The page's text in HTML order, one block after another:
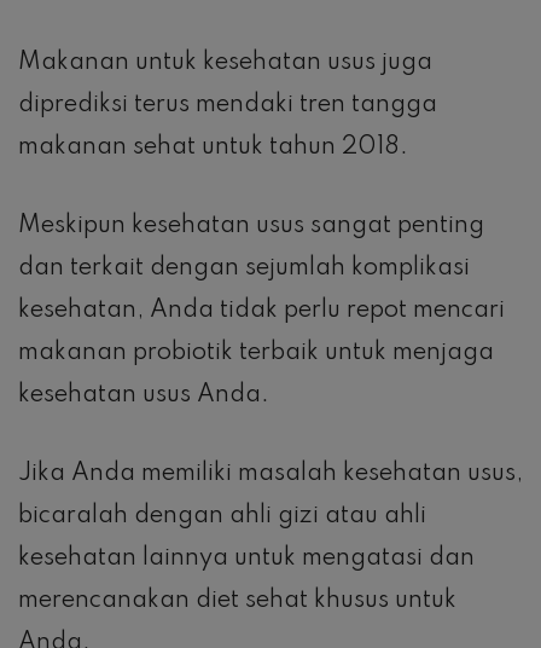
Makanan untuk kesehatan usus juga
diprediksi terus mendaki tren tangga
makanan sehat untuk tahun 2018.
Meskipun kesehatan usus sangat penting
dan terkait dengan sejumlah komplikasi
kesehatan, Anda tidak perlu repot mencari
makanan probiotik terbaik untuk menjaga
kesehatan usus Anda.
Jika Anda memiliki masalah kesehatan usus,
bicaralah dengan ahli gizi atau ahli
kesehatan lainnya untuk mengatasi dan
merencanakan diet sehat khusus untuk